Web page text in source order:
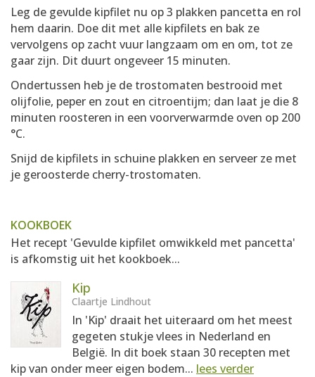
Leg de gevulde kipfilet nu op 3 plakken pancetta en rol
hem daarin. Doe dit met alle kipfilets en bak ze
vervolgens op zacht vuur langzaam om en om, tot ze
gaar zijn. Dit duurt ongeveer 15 minuten.
Ondertussen heb je de trostomaten bestrooid met
olijfolie, peper en zout en citroentijm; dan laat je die 8
minuten roosteren in een voorverwarmde oven op 200
°C.
Snijd de kipfilets in schuine plakken en serveer ze met
je geroosterde cherry-trostomaten.
KOOKBOEK
Het recept 'Gevulde kipfilet omwikkeld met pancetta'
is afkomstig uit het kookboek...
Kip
Claartje Lindhout
In 'Kip' draait het uiteraard om het meest
gegeten stukje vlees in Nederland en
België. In dit boek staan 30 recepten met
kip van onder meer eigen bodem... lees verder